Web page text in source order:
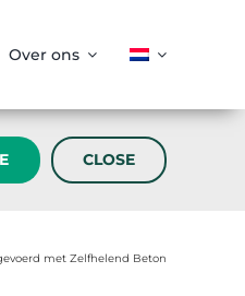
Over ons
CLOSE
met Zelfhelend Beton